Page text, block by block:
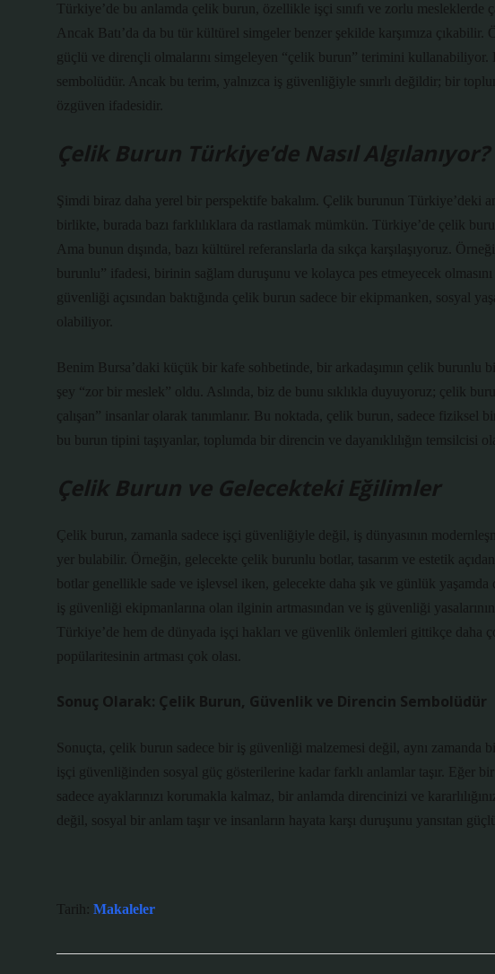
Türkiye’de bu anlamda çelik burun, özellikle işçi sınıfı ve zorlu mesleklerde
Ancak Batı’da da bu tür kültürel simgeler benzer şekilde karşımıza
güçlü ve dirençli olmalarını simgeleyen “çelik burun” terimini kullanabiliyor.
sembolüdür. Ancak bu terim, yalnızca iş güvenliğiyle sınırlı değildir; bir
özgüven ifadesidir.
Çelik Burun Türkiye’de Nasıl Algılanıyor?
Şimdi biraz daha yerel bir perspektife bakalım. Çelik burunun Türkiye’deki
birlikte, burada bazı farklılıklara da rastlamak mümkün. Türkiye’de çelik
Ama bunun dışında, bazı kültürel referanslarla da sıkça karşılaşıyoruz.
burunlu” ifadesi, birinin sağlam duruşunu ve kolayca pes etmeyecek
güvenliği açısından baktığında çelik burun sadece bir ekipmanken, sosyal
olabiliyor.
Benim Bursa’daki küçük bir kafe sohbetinde, bir arkadaşımın çelik burunlu
şey “zor bir meslek” oldu. Aslında, biz de bunu sıklıkla duyuyoruz; çelik
çalışan” insanlar olarak tanımlanır. Bu noktada, çelik burun, sadece fiziksel
bu burun tipini taşıyanlar, toplumda bir direncin ve dayanıklılığın temsilcisi
Çelik Burun ve Gelecekteki Eğilimler
Çelik burun, zamanla sadece işçi güvenliğiyle değil, iş dünyasının
yer bulabilir. Örneğin, gelecekte çelik burunlu botlar, tasarım ve estetik
botlar genellikle sade ve işlevsel iken, gelecekte daha şık ve günlük
iş güvenliği ekipmanlarına olan ilginin artmasından ve iş güvenliği
Türkiye’de hem de dünyada işçi hakları ve güvenlik önlemleri gittikçe daha
popülaritesinin artması çok olası.
Sonuç Olarak: Çelik Burun, Güvenlik ve Direncin Sembolüdür
Sonuçta, çelik burun sadece bir iş güvenliği malzemesi değil, aynı zamanda
işçi güvenliğinden sosyal güç gösterilerine kadar farklı anlamlar taşır. Eğer
sadece ayaklarınızı korumakla kalmaz, bir anlamda direncinizi ve
değil, sosyal bir anlam taşır ve insanların hayata karşı duruşunu yansıtan
Tarih: Makaleler